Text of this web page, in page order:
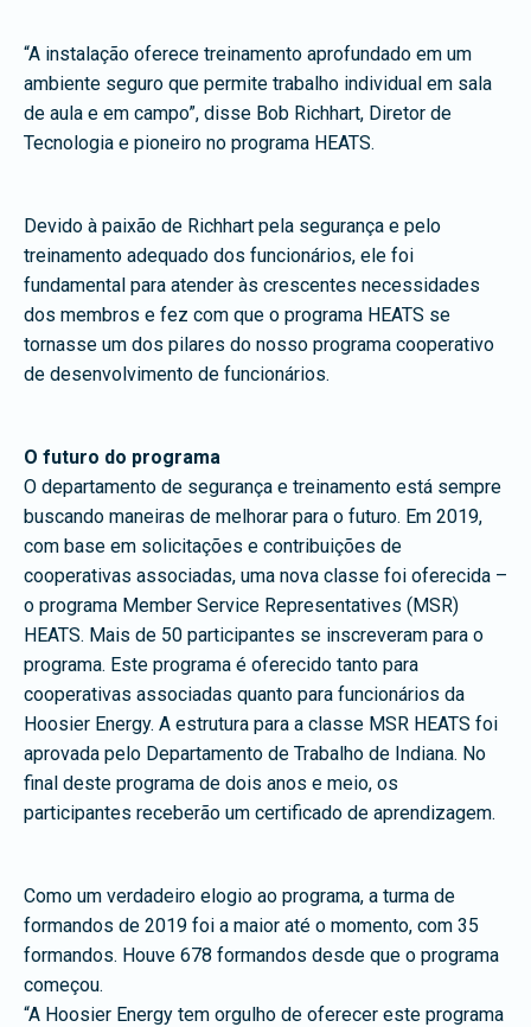
“A instalação oferece treinamento aprofundado em um
ambiente seguro que permite trabalho individual em sala
de aula e em campo”, disse Bob Richhart, Diretor de
Tecnologia e pioneiro no programa HEATS.
Devido à paixão de Richhart pela segurança e pelo
treinamento adequado dos funcionários, ele foi
fundamental para atender às crescentes necessidades
dos membros e fez com que o programa HEATS se
tornasse um dos pilares do nosso programa cooperativo
de desenvolvimento de funcionários.
O futuro do programa
O departamento de segurança e treinamento está sempre
buscando maneiras de melhorar para o futuro. Em 2019,
com base em solicitações e contribuições de
cooperativas associadas, uma nova classe foi oferecida –
o programa Member Service Representatives (MSR)
HEATS. Mais de 50 participantes se inscreveram para o
programa. Este programa é oferecido tanto para
cooperativas associadas quanto para funcionários da
Hoosier Energy. A estrutura para a classe MSR HEATS foi
aprovada pelo Departamento de Trabalho de Indiana. No
final deste programa de dois anos e meio, os
participantes receberão um certificado de aprendizagem.
Como um verdadeiro elogio ao programa, a turma de
formandos de 2019 foi a maior até o momento, com 35
formandos. Houve 678 formandos desde que o programa
começou.
“A Hoosier Energy tem orgulho de oferecer este programa